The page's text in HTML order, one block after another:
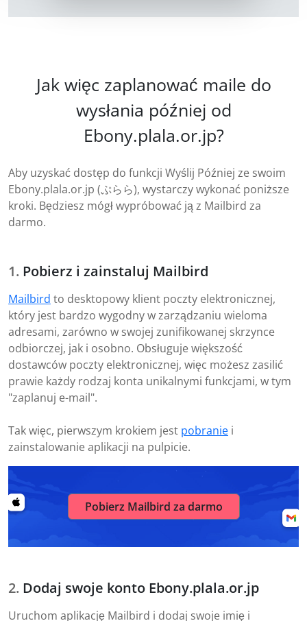
Jak więc zaplanować maile do
wysłania później od
Ebony.plala.or.jp?
Aby uzyskać dostęp do funkcji Wyślij Później ze swoim
Ebony.plala.or.jp (ぷらら), wystarczy wykonać poniższe
kroki. Będziesz mógł wypróbować ją z Mailbird za
darmo.
Pobierz i zainstaluj Mailbird
Mailbird to desktopowy klient poczty elektronicznej,
który jest bardzo wygodny w zarządzaniu wieloma
adresami, zarówno w swojej zunifikowanej skrzynce
odbiorczej, jak i osobno. Obsługuje większość
dostawców poczty elektronicznej, więc możesz zasilić
prawie każdy rodzaj konta unikalnymi funkcjami, w tym
"zaplanuj e-mail".
Tak więc, pierwszym krokiem jest pobranie i
zainstalowanie aplikacji na pulpicie.
Pobierz Mailbird za darmo
Dodaj swoje konto Ebony.plala.or.jp
Uruchom aplikację Mailbird i dodaj swoje imię i